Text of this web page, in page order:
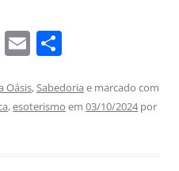
X E
ai
l
ar
e
Oásis,Sabedoria e marcado com
,esoterismo em 03/10/2024por